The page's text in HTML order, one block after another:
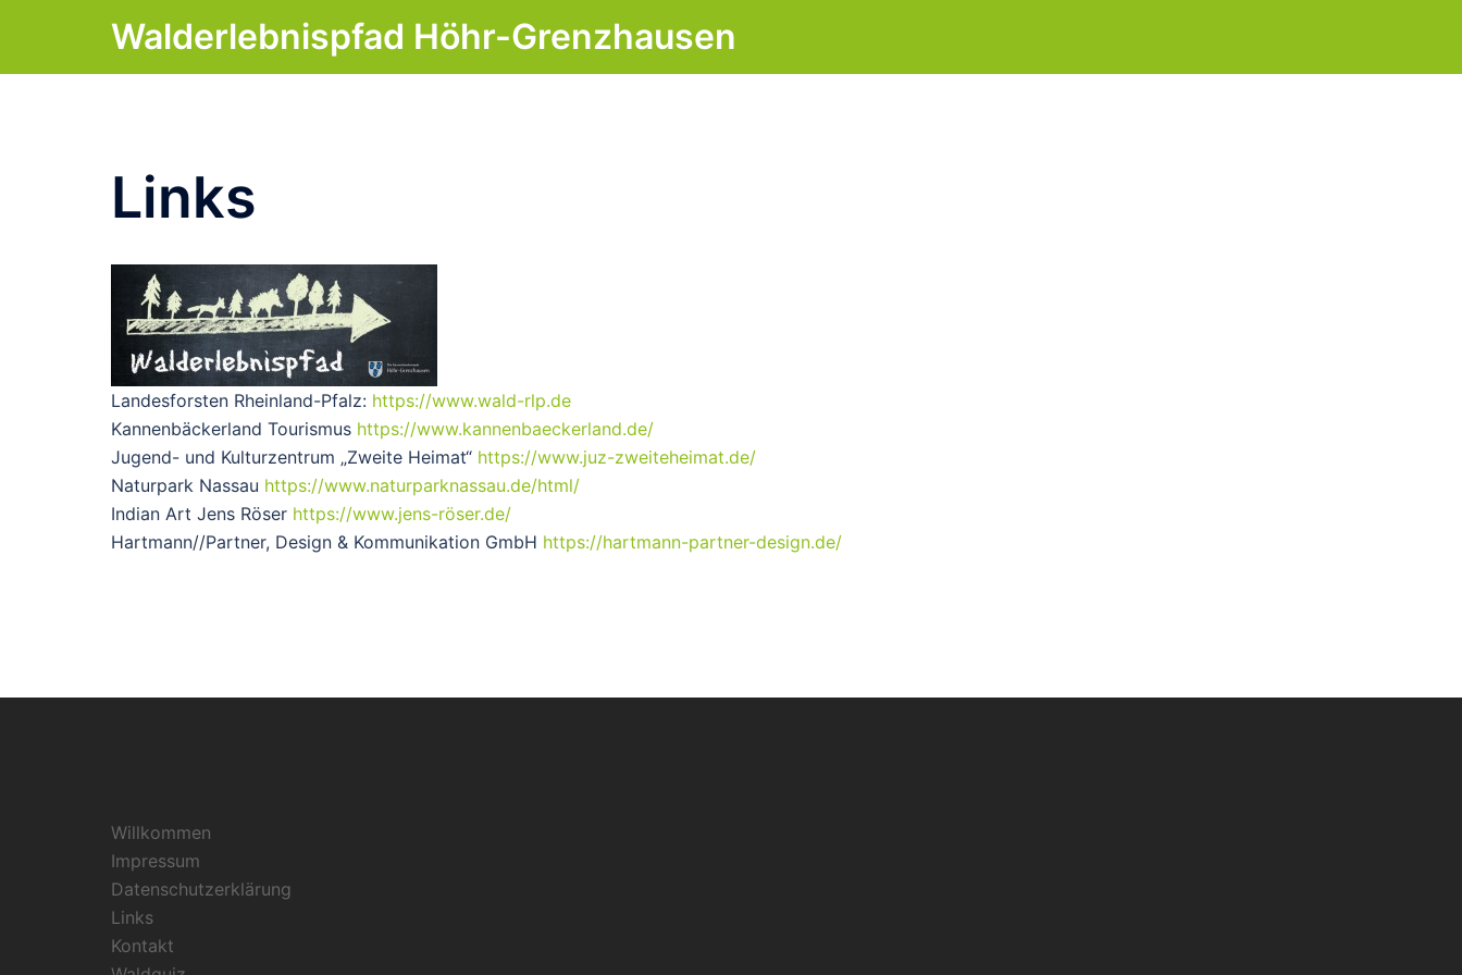
springen
Walderlebnispfad Höhr-Grenzhausen
Links
Landesforsten Rheinland-Pfalz: https://www.wald-rlp.de
Kannenbäckerland Tourismus https://www.kannenbaeckerland.de/
Jugend- und Kulturzentrum „Zweite Heimat“ https://www.juz-zweiteheimat.de/
Naturpark Nassau https://www.naturparknassau.de/html/
Indian Art Jens Röser https://www.jens-röser.de/
Hartmann//Partner, Design & Kommunikation GmbH https://hartmann-partner-design.de/
Willkommen
Impressum
Datenschutzerklärung
Links
Kontakt